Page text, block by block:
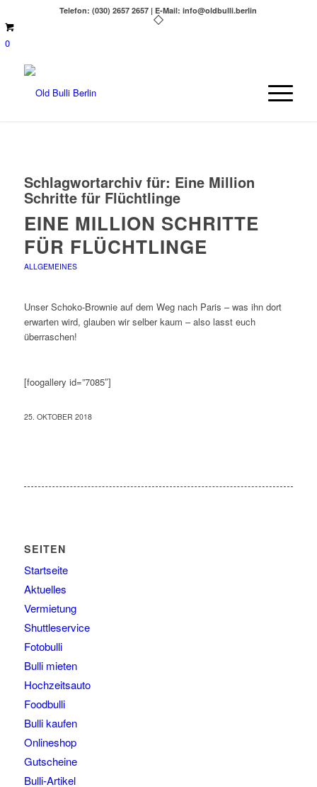
Telefon: (030) 2657 2657 | E-Mail: info@oldbulli.berlin
0
Schlagwortarchiv für: Eine Million
Schritte für Flüchtlinge
EINE MILLION SCHRITTE
FÜR FLÜCHTLINGE
ALLGEMEINES
Unser Schoko-Brownie auf dem Weg nach Paris – was ihn dort
erwarten wird, glauben wir selber kaum – also lasst euch
überraschen!
[foogallery id=”7085″]
25. OKTOBER 2018
SEITEN
Startseite
Aktuelles
Vermietung
Shuttleservice
Fotobulli
Bulli mieten
Hochzeitsauto
Foodbulli
Bulli kaufen
Onlineshop
Gutscheine
Bulli-Artikel